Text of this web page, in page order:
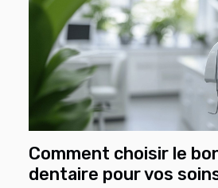
Comment choisir le
dentaire pour vos